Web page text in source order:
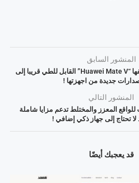
المنشور السابق
هواوي تخطط لإطلاق هاتفها “Huawei Mate V” القابل للطي قريبا إلى
جديدة من اجهزتها !
المنشور التالي
المعزز والمختلط تدعم مزايا شاملة
تحتاج إلى جهاز ذكي إضافي !
قد يعجبك أيضًا